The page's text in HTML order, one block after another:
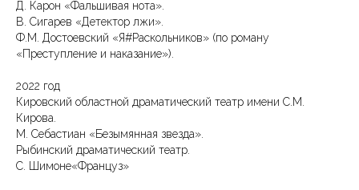
Д. Карон «Фальшивая нота».
В. Сигарев «Детектор лжи».
Ф.М. Достоевский «Я#Раскольников» (по роману
«Преступление и наказание»).
2022 год
Кировский областной драматический театр имени С.М.
Кирова.
М. Себастиан «Безымянная звезда».
Рыбинский драматический театр.
С. Шимоне«Француз»